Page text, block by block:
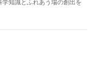
知識とふれあう場の創出を